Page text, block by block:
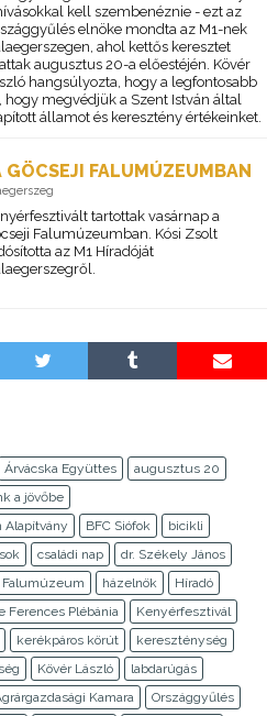
kell szembenéznie - ezt az
elnöke mondta az M1-nek
ahol kettős keresztet
augusztus 20-a előestéjén. Kövér
hangsúlyozta, hogy a legfontosabb
hogy megvédjük a Szent István által
államot és keresztény értékeinket.
GÖCSEJI FALUMÚZEUMBAN
tartottak vasárnap a
Falumúzeumban. Kósi Zsolt
az M1 Híradóját
Árvácska Együttes
augusztus 20
a jövőbe
Alapítvány
BFC Siófok
bicikli
családi nap
dr. Székely János
Falumúzeum házelnök
Híradó
Ferences Plébánia
Kenyérfesztivál
kerékpáros körút
kereszténység
Kövér László
labdarúgás
Kamara
Országgyűlés